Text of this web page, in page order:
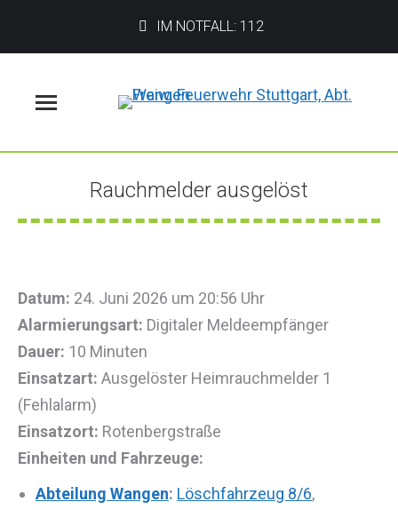
IM NOTFALL: 112
Rauchmelder ausgelöst
Sie befinden sich hier:
Datum: 24. Juni 2026 um 20:56 Uhr
Alarmierungsart: Digitaler Meldeempfänger
Dauer: 10 Minuten
Einsatzart: Ausgelöster Heimrauchmelder 1
(Fehlalarm)
Einsatzort: Rotenbergstraße
Einheiten und Fahrzeuge:
Abteilung Wangen: Löschfahrzeug 8/6,